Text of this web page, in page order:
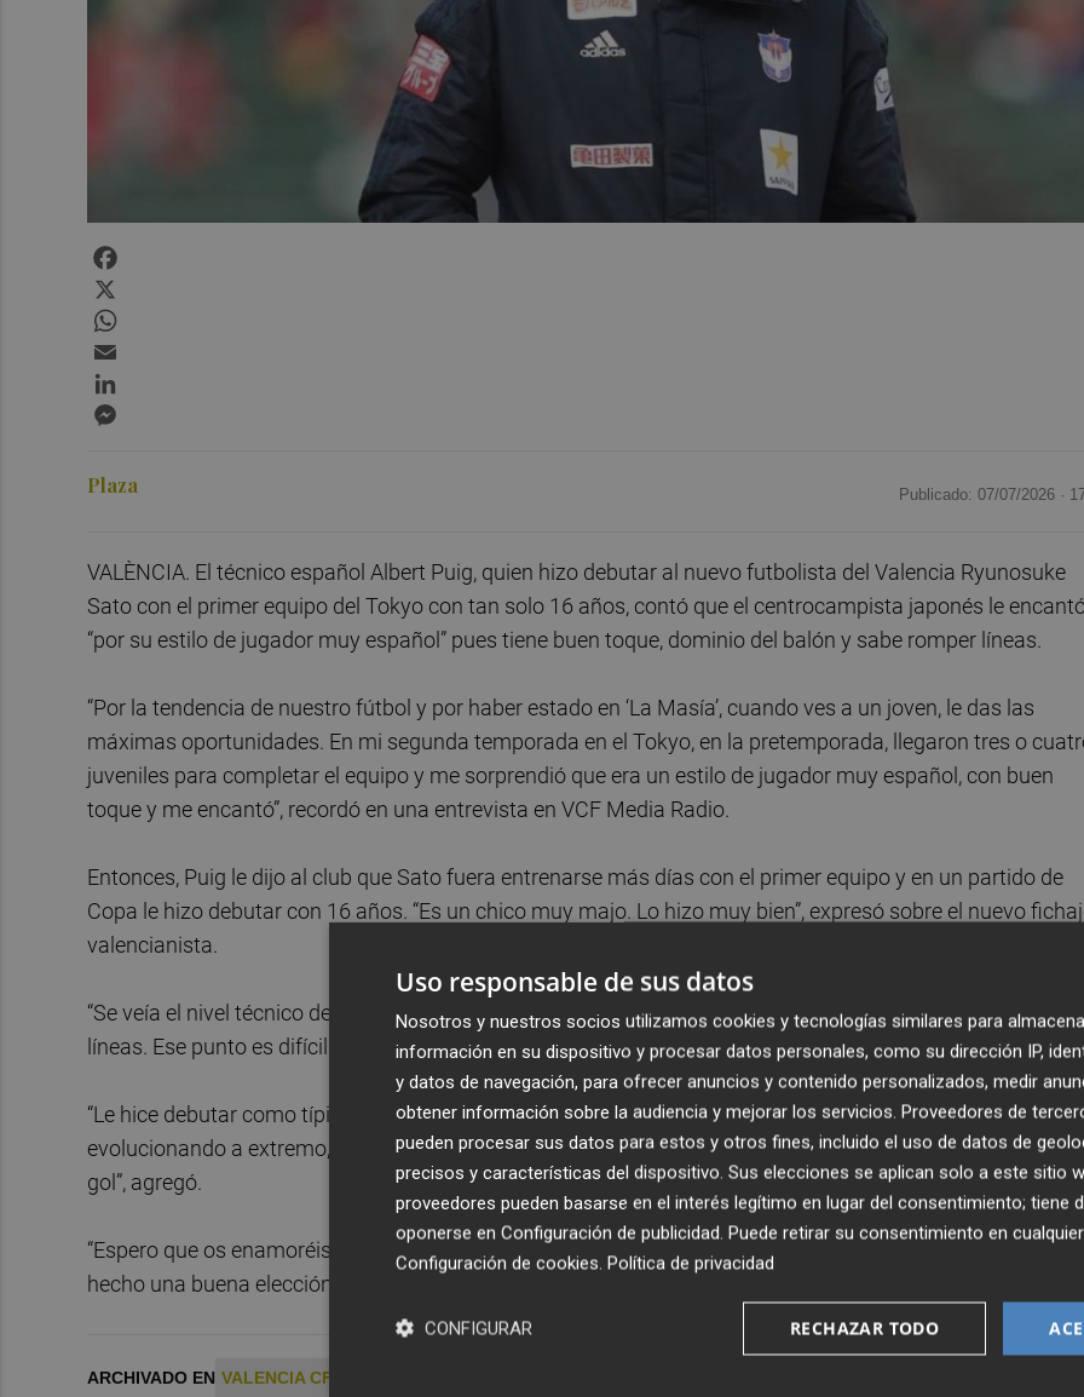
Plaza Publicado: 07/07/2026 ·
VALÈNCIA. El técnico español Albert Puig, quien hizo debutar al nuevo futbolista del Valencia Ryunosuke
Sato con el primer equipo del Tokyo con tan solo 16 años, contó que el centrocampista japonés le
“por su estilo de jugador muy español” pues tiene buen toque, dominio del balón y sabe romper líneas.
“Por la tendencia de nuestro fútbol y por haber estado en ‘La Masía’, cuando ves a un joven, le das las
máximas oportunidades. En mi segunda temporada en el Tokyo, en la pretemporada, llegaron tres o
juveniles para completar el equipo y me sorprendió que era un estilo de jugador muy español, con buen
toque y me encantó”, recordó en una entrevista en VCF Media Radio.
Entonces, Puig le dijo al club que Sato fuera entrenarse más días con el primer equipo y en un partido de
Copa le hizo debutar con 16 años. “Es un chico muy majo. Lo hizo muy bien”, expresó sobre el nuevo
valencianista.
“Se veía el nivel técnico de élite y de retención del balón sin perder, romper líneas con el pase y jugar entre
líneas. Ese punto es difícil verlo en Japón y él lo tenía”, explicó.
“Le hice debutar como típico ‘8’ nuestro, es un centrocampista con llegada en cuanto al último pase. Ha
evolucionando a extremo, pero para meterse hacia dentro y con buen 'uno contra uno'. Le gusta llegar y
gol”, agregó.
“Espero que os enamoréis de su manera de ser y carácter. Hay que tener paciencia con su adaptación. Ha
hecho una buena elección yendo al Valencia”, finalizó.
ARCHIVADO EN VALENCIA CF
Uso responsable de sus datos
Nosotros y nuestros socios utilizamos cookies y tecnologías similares para
información en su dispositivo y procesar datos personales, como su dirección IP,
y datos de navegación, para ofrecer anuncios y contenido personalizados, medir
obtener información sobre la audiencia y mejorar los servicios. Proveedores de
pueden procesar sus datos para estos y otros fines, incluido el uso de datos de
precisos y características del dispositivo. Sus elecciones se aplican solo a este sitio
proveedores pueden basarse en el interés legítimo en lugar del consentimiento; tiene
oponerse en Configuración de publicidad. Puede retirar su consentimiento en
Configuración de cookies. Política de privacidad
RECHAZAR TODO
CONFIGURAR